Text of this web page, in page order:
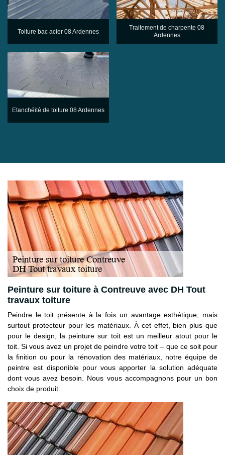
Toiture bac acier 08 Ardennes
Traitement de charpente 08
Ardennes
Etanchéité de toiture 08 Ardennes
Peinture sur toiture à Contreuve avec DH Tout
travaux toiture
Peindre le toit présente à la fois un avantage esthétique, mais
surtout protecteur pour les matériaux. À cet effet, bien plus que
pour le design, la peinture sur toit est un meilleur atout pour le
toit. Si vous avez un projet de peindre votre toit – que ce soit pour
la finition ou pour la rénovation des matériaux, notre équipe de
peintre est disponible pour vous apporter la solution adéquate
dont vous avez besoin. Nous vous accompagnons pour un bon
choix de produit.